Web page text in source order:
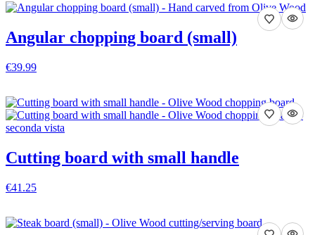
Angular chopping board (small)
€39.99
Cutting board with small handle
€41.25